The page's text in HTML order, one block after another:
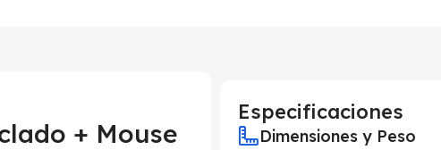
+ Mouse
Especificaciones
Dimensiones y Peso